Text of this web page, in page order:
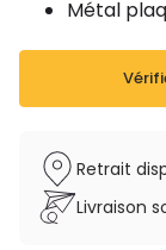
Métal
Retrait
Livraison